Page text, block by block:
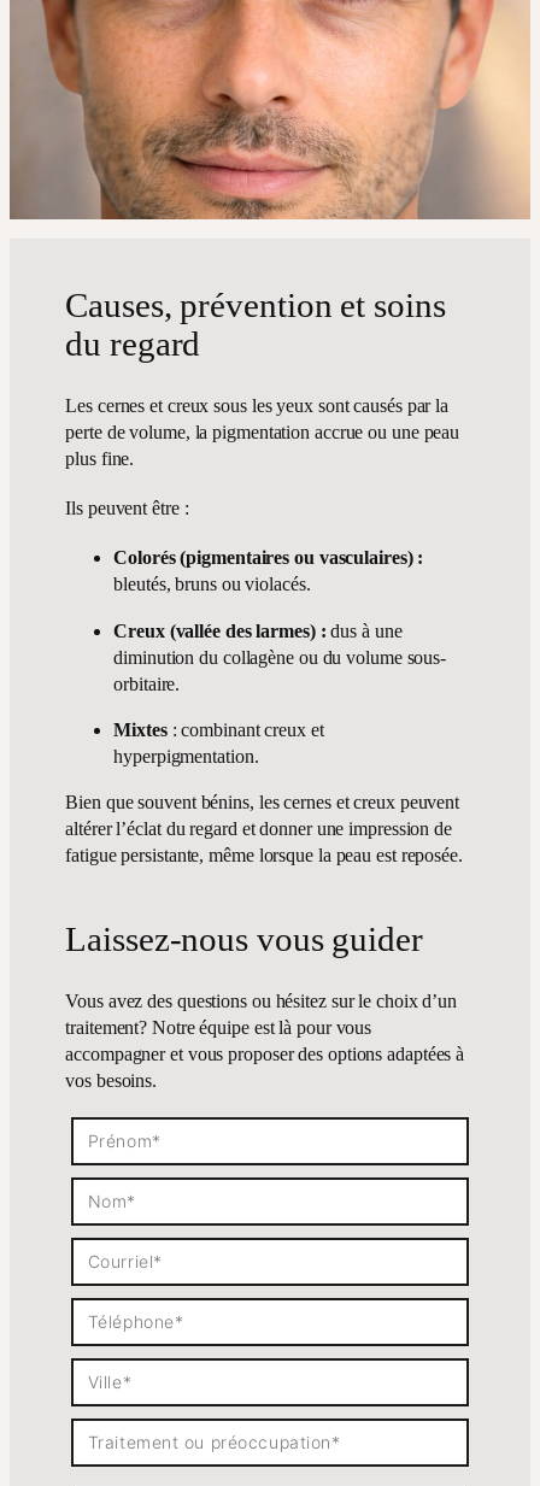
Causes, prévention et soins
du regard
Les cernes et creux sous les yeux sont causés par la
perte de volume, la pigmentation accrue ou une peau
plus fine.
Ils peuvent être :
Colorés (pigmentaires ou vasculaires) :
bleutés, bruns ou violacés.
Creux (vallée des larmes) : dus à une
diminution du collagène ou du volume sous-
orbitaire.
Mixtes : combinant creux et
hyperpigmentation.
Bien que souvent bénins, les cernes et creux peuvent
altérer l’éclat du regard et donner une impression de
fatigue persistante, même lorsque la peau est reposée.
Laissez-nous vous guider
Vous avez des questions ou hésitez sur le choix d’un
traitement? Notre équipe est là pour vous
accompagner et vous proposer des options adaptées à
vos besoins.